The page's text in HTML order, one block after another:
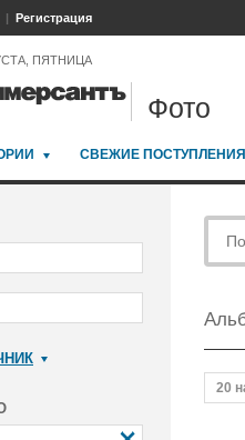
Регистрация
ПЯТНИЦА
Фото
СВЕЖИЕ ПОСТУПЛЕНИЯ
20